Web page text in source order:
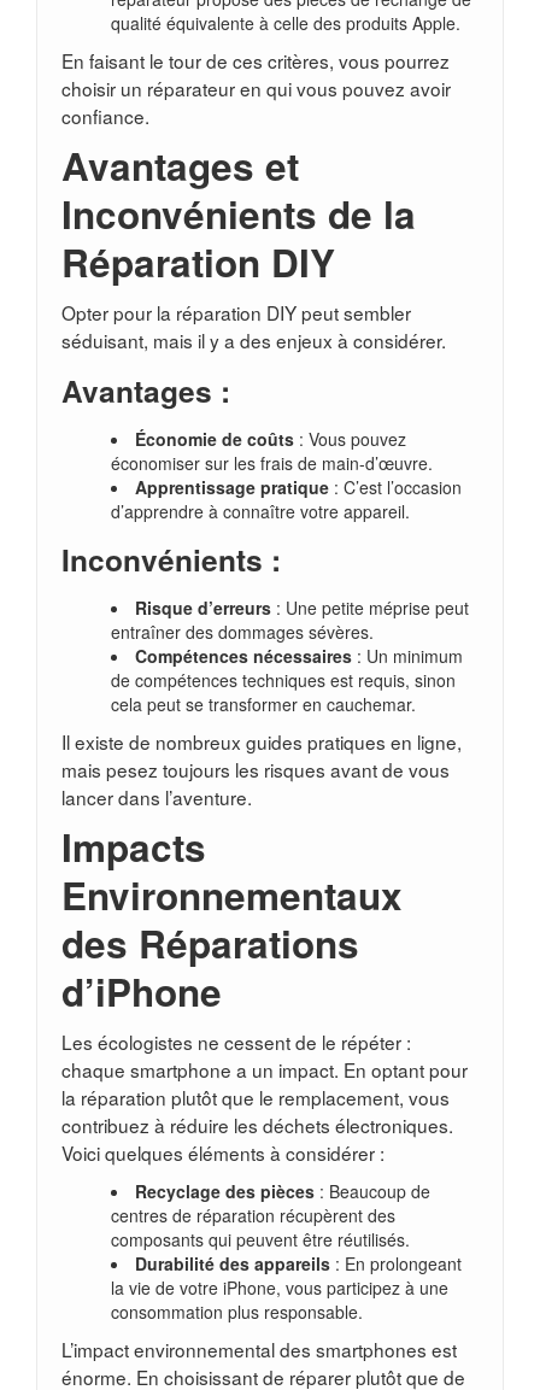
qualité équivalente à celle des produits Apple.
En faisant le tour de ces critères, vous pourrez
choisir un réparateur en qui vous pouvez avoir
confiance.
Avantages et
Inconvénients de la
Réparation DIY
Opter pour la réparation DIY peut sembler
séduisant, mais il y a des enjeux à considérer.
Avantages :
Économie de coûts: Vous pouvez
économiser sur les frais de main-d’œuvre.
Apprentissage pratique: C’est l’occasion
d’apprendre à connaître votre appareil.
Inconvénients :
Risque d’erreurs: Une petite méprise peut
entraîner des dommages sévères.
Compétences nécessaires: Un minimum
de compétences techniques est requis, sinon
cela peut se transformer en cauchemar.
Il existe de nombreux guides pratiques en ligne,
mais pesez toujours les risques avant de vous
lancer dans l’aventure.
Impacts
Environnementaux
des Réparations
d’iPhone
Les écologistes ne cessent de le répéter :
chaque smartphone a un impact. En optant pour
la réparation plutôt que le remplacement, vous
contribuez à réduire les déchets électroniques.
Voici quelques éléments à considérer :
Recyclage des pièces: Beaucoup de
centres de réparation récupèrent des
composants qui peuvent être réutilisés.
Durabilité des appareils: En prolongeant
la vie de votre iPhone, vous participez à une
consommation plus responsable.
L’impact environnemental des smartphones est
énorme. En choisissant de réparer plutôt que de